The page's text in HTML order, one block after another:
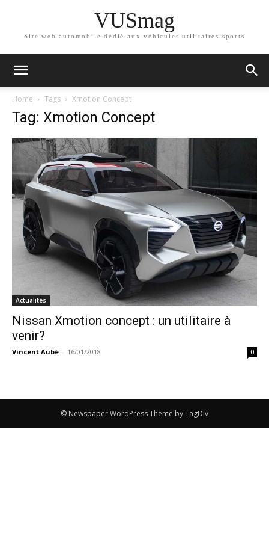
VUSmag
Site web automobile dédié aux véhicules utilitaires sports
Home Tags Xmotion Concept
Tag: Xmotion Concept
Actualités
Nissan Xmotion concept : un utilitaire à
venir?
Vincent Aubé - 16/01/2018 0
© Newspaper WordPress Theme by TagDiv